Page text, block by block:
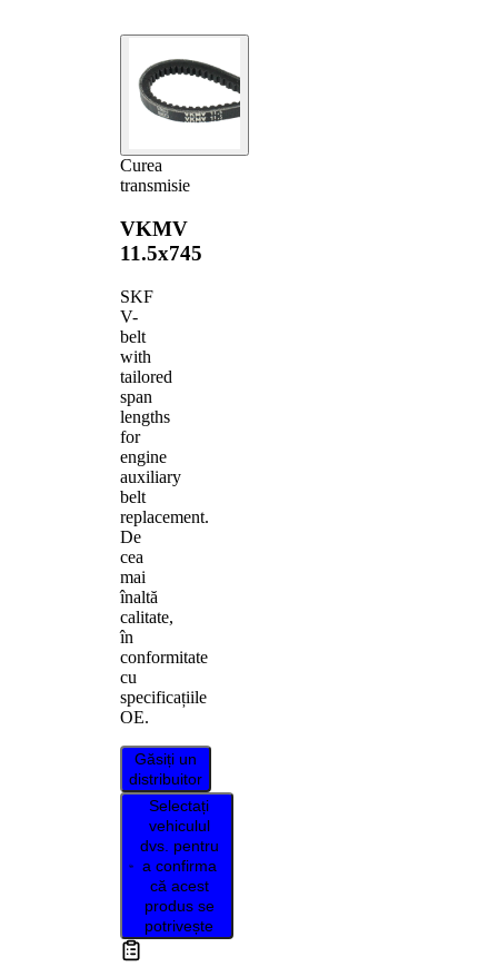
Curea
transmisie
VKMV
11.5x745
SKF
V-
belt
with
tailored
span
lengths
for
engine
auxiliary
belt
replacement.
De
cea
mai
înaltă
calitate,
în
conformitate
cu
specificațiile
OE.
Găsiți un
distribuitor
Selectați
vehiculul
dvs. pentru
a confirma
că acest
produs se
potrivește